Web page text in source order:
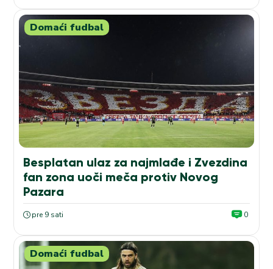
Domaći fudbal
Besplatan ulaz za najmlađe i Zvezdina
fan zona uoči meča protiv Novog
Pazara
pre 9 sati 0
Domaći fudbal